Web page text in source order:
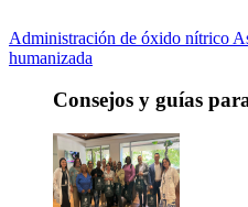
Administración de óxido nítrico
humanizada
Consejos y guías